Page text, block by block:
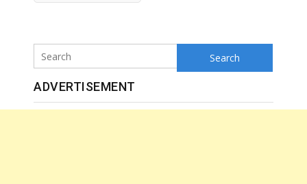
Search
ADVERTISEMENT